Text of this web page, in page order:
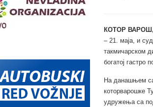
КОТОР
– 21. маја, и
такмичарском
богатој гастро
На данашњем
которварошке
удружења са